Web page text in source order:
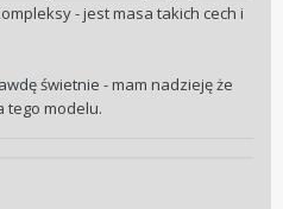
- jest masa takich cech i
świetnie - mam nadzieję że
tego modelu.